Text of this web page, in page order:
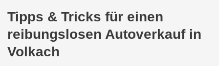
Tipps & Tricks für einen
reibungslosen Autoverkauf in
Volkach